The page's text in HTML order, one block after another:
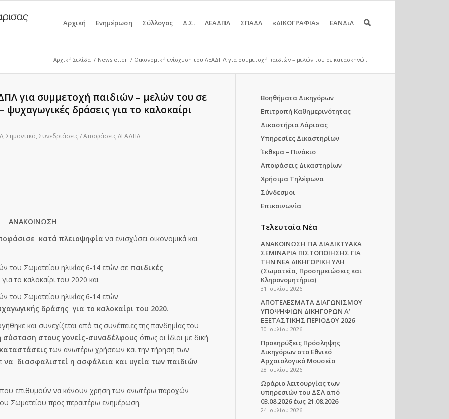
Αρχική Ενημέρωση Σύλλογος Δ.Σ. ΛΕΑΔΠΛ ΣΠΑΔΛ «ΔΙΚΟΓΡΑΦΙΑ» ΕΑΝΔιΛ
Αρχική Σελίδα / Newsletter / Οικονομική ενίσχυση του ΛΕΑΔΠΛ για συμμετοχή παιδιών – μελών του σε κατασκηνώ...
για συμμετοχή παιδιών – μελών του σε
ψυχαγωγικές δράσεις για το καλοκαίρι
, Σημαντικά, Συνεδριάσεις / Αποφάσεις ΛΕΑΔΠΛ
ΑΝΑΚΟΙΝΩΣΗ
κατά πλειοψηφία να ενισχύσει οικονομικά και
Σωματείου ηλικίας 6-14 ετών σε παιδικές
το καλοκαίρι του 2020 και
Σωματείου ηλικίας 6-14 ετών
δράσης για το καλοκαίρι του 2020.
και συνεχίζεται από τις συνέπειες της πανδημίας του
σύσταση στους γονείς-συναδέλφους όπως οι ίδιοι με δική
των ανωτέρω χρήσεων και την τήρηση των
να διασφαλιστεί η ασφάλεια και υγεία των παιδιών
επιθυμούν να κάνουν χρήση των ανωτέρω παροχών
Σωματείου προς περαιτέρω ενημέρωση.
Βοηθήματα Δικηγόρων
Επιτροπή Καθημερινότητας
Δικαστήρια Λάρισας
Υπηρεσίες Δικαστηρίων
Έκθεμα – Πινάκιο
Αποφάσεις Δικαστηρίων
Χρήσιμα Τηλέφωνα
Σύνδεσμοι
Επικοινωνία
Τελευταία Νέα
ΑΝΑΚΟΙΝΩΣΗ ΓΙΑ ΔΙΑΔΙΚΤΥΑΚΑ
ΣΕΜΙΝΑΡΙΑ ΠΙΣΤΟΠΟΙΗΣΗΣ ΓΙΑ
ΤΗΝ ΝΕΑ ΔΙΚΗΓΟΡΙΚΗ ΥΛΗ
(Σωματεία, Προσημειώσεις και
Κληρονομητήρια)
31 Ιουλίου 2026
ΑΠΟΤΕΛΕΣΜΑΤΑ ΔΙΑΓΩΝΙΣΜΟΥ
ΥΠΟΨΗΦΙΩΝ ΔΙΚΗΓΟΡΩΝ Α’
ΕΞΕΤΑΣΤΙΚΗΣ ΠΕΡΙΟΔΟΥ 2026
30 Ιουλίου 2026
Προκηρύξεις Πρόσληψης
Δικηγόρων στο Εθνικό
Αρχαιολογικό Μουσείο
28 Ιουλίου 2026
Ωράριο λειτουργίας των
υπηρεσιών του ΔΣΛ από
03.08.2026 έως 21.08.2026
24 Ιουλίου 2026